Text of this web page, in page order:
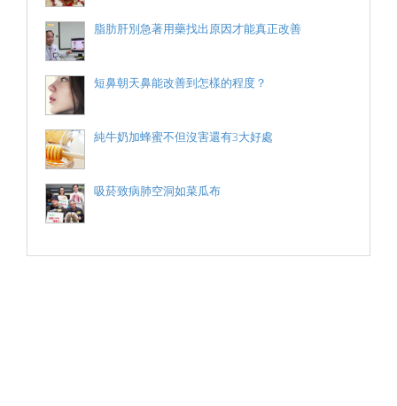
脂肪肝別急著用藥找出原因才能真正改善
短鼻朝天鼻能改善到怎樣的程度？
純牛奶加蜂蜜不但沒害還有3大好處
吸菸致病肺空洞如菜瓜布